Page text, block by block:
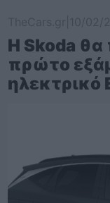
Η Skoda θα
πρώτο
ηλεκτρικό